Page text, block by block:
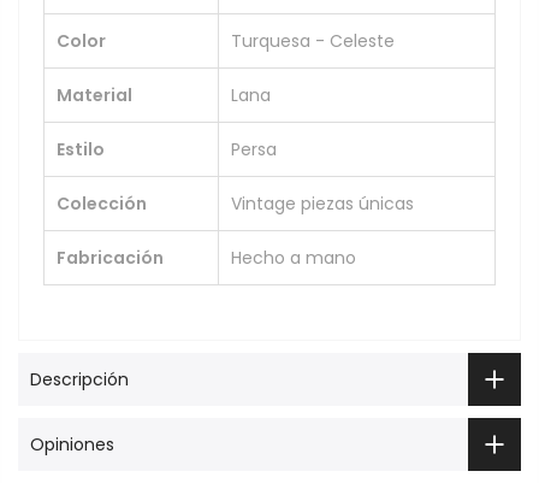
Color Turquesa - Celeste
Material Lana
Estilo Persa
Colección Vintage piezas únicas
Fabricación Hecho a mano
Descripción
Opiniones